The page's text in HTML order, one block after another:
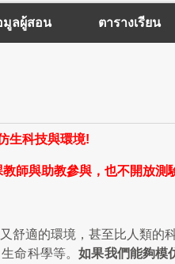
มูลผู้สอน ตารางเรียน
生科技與環境​!
師與助教參與，也不開放測
舒適的環境，甚至比人類的
命科學等。如果我們能夠模